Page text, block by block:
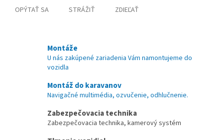
OPÝTAŤ SA STRÁŽIŤ ZDIEĽAŤ
Montáže
U nás zakúpené zariadenia Vám namontujeme do
vozidla
Montáž do karavanov
Navigačné multimédia, ozvučenie, odhlučnenie.
Zabezpečovacia technika
Zabezpečovacia technika, kamerový systém